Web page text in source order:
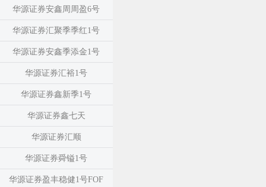
华源证券安鑫周周盈6号
华源证券汇聚季季红1号
华源证券安鑫季添金1号
华源证券汇裕1号
华源证券鑫新季1号
华源证券鑫七天
华源证券汇顺
华源证券舜镒1号
华源证券盈丰稳健1号FOF